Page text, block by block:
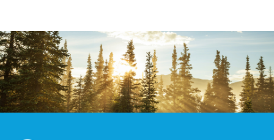
26.02.2026